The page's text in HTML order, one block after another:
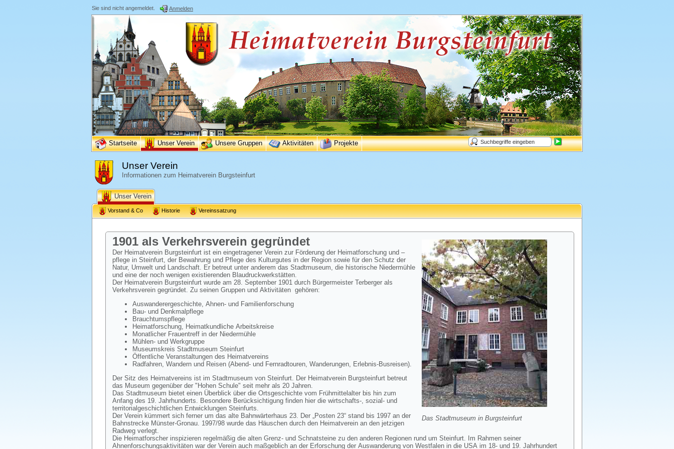
Sie sind nicht angemeldet. Anmelden
Startseite Unser Verein Unsere Gruppen Aktivitäten Projekte
Unser Verein
Informationen zum Heimatverein Burgsteinfurt
Unser Verein
Vorstand & Co Historie Vereinssatzung
Das Stadtmuseum in Burgsteinfurt
1901 als Verkehrsverein gegründet
Der Heimatverein Burgsteinfurt ist ein eingetragener Verein zur Förderung der Heimatforschung und –
pflege in Steinfurt, der Bewahrung und Pflege des Kulturgutes in der Region sowie für den Schutz der
Natur, Umwelt und Landschaft. Er betreut unter anderem das Stadtmuseum, die historische Niedermühle
und eine der noch wenigen existierenden Blaudruckwerkstätten.
Der Heimatverein Burgsteinfurt wurde am 28. September 1901 durch Bürgermeister Terberger als
Verkehrsverein gegründet. Zu seinen Gruppen und Aktivitäten gehören:
Auswanderergeschichte, Ahnen- und Familienforschung
Bau- und Denkmalpflege
Brauchtumspflege
Heimatforschung, Heimatkundliche Arbeitskreise
Monatlicher Frauentreff in der Niedermühle
Mühlen- und Werkgruppe
Museumskreis Stadtmuseum Steinfurt
Öffentliche Veranstaltungen des Heimatvereins
Radfahren, Wandern und Reisen (Abend- und Fernradtouren, Wanderungen, Erlebnis-Busreisen).
Der Sitz des Heimatvereins ist im Stadtmuseum von Steinfurt. Der Heimatverein Burgsteinfurt betreut
das Museum gegenüber der "Hohen Schule" seit mehr als 20 Jahren.
Das Stadtmuseum bietet einen Überblick über die Ortsgeschichte vom Frühmittelalter bis hin zum
Anfang des 19. Jahrhunderts. Besondere Berücksichtigung finden hier die wirtschafts-, sozial- und
territorialgeschichtlichen Entwicklungen Steinfurts.
Der Verein kümmert sich ferner um das alte Bahnwärterhaus 23. Der „Posten 23“ stand bis 1997 an der
Bahnstrecke Münster-Gronau. 1997/98 wurde das Häuschen durch den Heimatverein an den jetzigen
Radweg verlegt.
Die Heimatforscher inspizieren regelmäßig die alten Grenz- und Schnatsteine zu den anderen Regionen rund um Steinfurt. Im Rahmen seiner
Ahnenforschungsaktivitäten war der Verein auch maßgeblich an der Erforschung der Auswanderung von Westfalen in die USA im 18- und 19. Jahrhundert